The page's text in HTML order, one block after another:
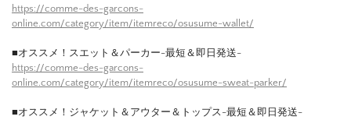
https://comme-des-garcons-
online.com/category/item/itemreco/osusume-wallet/
■オススメ！スエット＆パーカー-最短＆即日発送-
https://comme-des-garcons-
online.com/category/item/itemreco/osusume-sweat-parker/
■オススメ！ジャケット＆アウター＆トップス-最短＆即日発送-